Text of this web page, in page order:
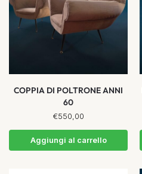
COPPIA DI POLTRONE ANNI
60
€550,00
Aggiungi al carrello